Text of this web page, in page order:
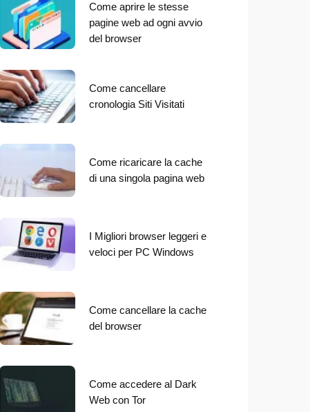
Come aprire le stesse
pagine web ad ogni avvio
del browser
Come cancellare
cronologia Siti Visitati
Come ricaricare la cache
di una singola pagina web
I Migliori browser leggeri e
veloci per PC Windows
Come cancellare la cache
del browser
Come accedere al Dark
Web con Tor